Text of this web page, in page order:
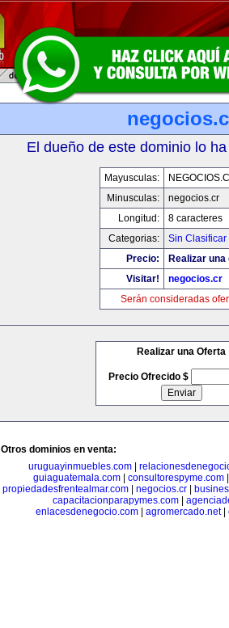
El dueño de este dominio lo
Mayusculas:
Minusculas:
negocios.cr
Longitud:
8 caracteres
Categorias:
Sin Clasificar
Precio:
Realizar
Visitar!
negocios.cr
Serán consideradas
Realizar una Oferta
Precio Ofrecido $
Otros dominios en venta:
uruguayinmuebles.com
guiaguatemala.com| consultorespyme.com
propiedadesfrentealmar.com
negocios.cr
capacitacionparapymes.com|
enlacesdenegocio.com| agromercado.net|